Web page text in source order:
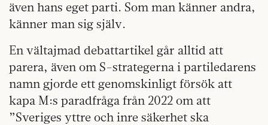
även hans eget parti. Som man känner andra,
känner man sig själv.
En vältajmad debattartikel går alltid att
parera, även om S-strategerna i partiledarens
namn gjorde ett genomskinligt försök att
kapa M:s paradfråga från 2022 om att
”Sveriges yttre och inre säkerhet ska